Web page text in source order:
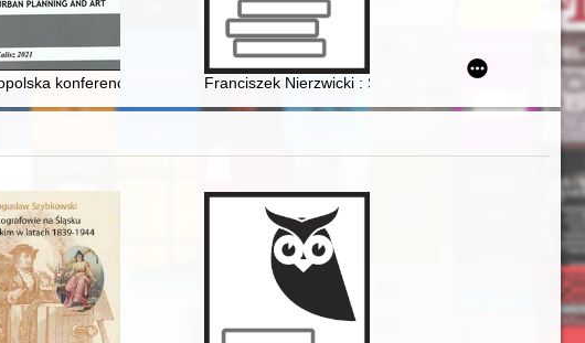
Kazimierzu w średniowieczu
konferencja naukowa "Rycerze świętego Floriana - Bogu na chwałę
Franciszek Nierzwicki : Stary Franek : 1821-1904